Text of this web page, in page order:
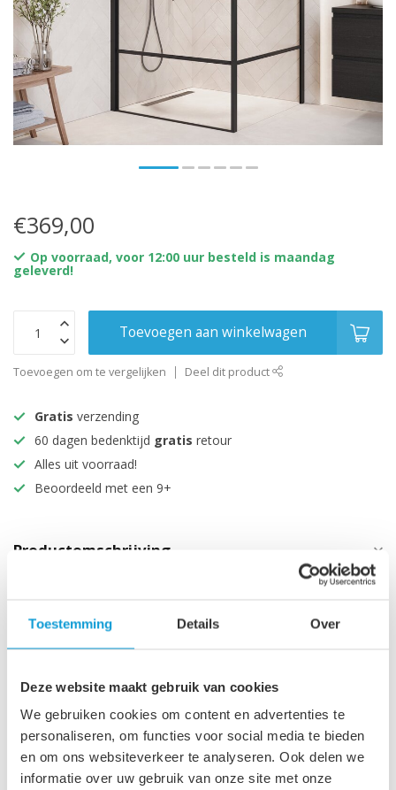
Toestemming Details Over
Deze website maakt gebruik van cookies
We gebruiken cookies om content en advertenties te
personaliseren, om functies voor social media te bieden
en om ons websiteverkeer te analyseren. Ook delen we
informatie over uw gebruik van onze site met onze
€369,00
Op voorraad, voor 12:00 uur besteld is maandag
geleverd!
Toevoegen aan winkelwagen
Toevoegen om te vergelijken Deel dit product
Gratis verzending
60 dagen bedenktijd gratis retour
Alles uit voorraad!
Beoordeeld met een 9+
Productomschrijving
Douchestang set Levu -
handdouche en douchekop
Op voorraad
€199,00